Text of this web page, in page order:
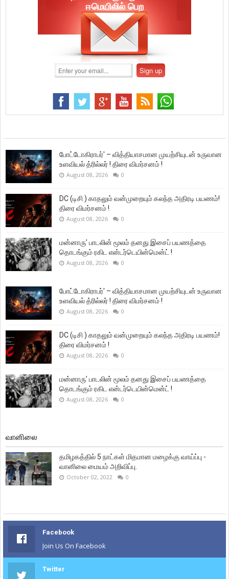
ஈமெயிலில் பெற
போட்டோகிராபர்' – வித்தியாசமான முயற்சியுடன் உருவான
உளவியல் த்ரில்லர் ! திரை விமர்சனம் !
August 08, 2026 0
DC (டிசி ) காதலும் வன்முறையும் கலந்த அதிரடி பயணம்!
திரை விமர்சனம் !
August 08, 2026 0
மன்னாரு’ பாடலின் மூலம் தனது இசைப் பயணத்தை
தொடங்கும் ரகிட என்டர்டெயின்மென்ட் !
August 08, 2026 0
போட்டோகிராபர்' – வித்தியாசமான முயற்சியுடன் உருவான
உளவியல் த்ரில்லர் ! திரை விமர்சனம் !
August 08, 2026 0
DC (டிசி ) காதலும் வன்முறையும் கலந்த அதிரடி பயணம்!
திரை விமர்சனம் !
August 08, 2026 0
மன்னாரு’ பாடலின் மூலம் தனது இசைப் பயணத்தை
தொடங்கும் ரகிட என்டர்டெயின்மென்ட் !
August 08, 2026 0
வானிலை
தமிழகத்தில் 5 நாட்கள் மிதமான மழைக்கு வாய்ப்பு -
வானிலை மையம் அறிவிப்பு.
October 02, 2022 0
Facebook
Join Us On Facebook
Twitter